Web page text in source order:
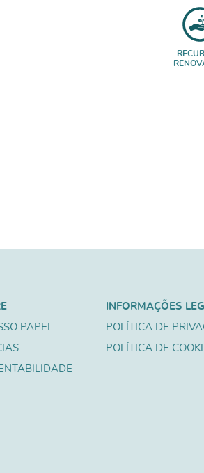
PAPEL
INFORMAÇÕES
POLÍTICA DE
POLÍTICA DE